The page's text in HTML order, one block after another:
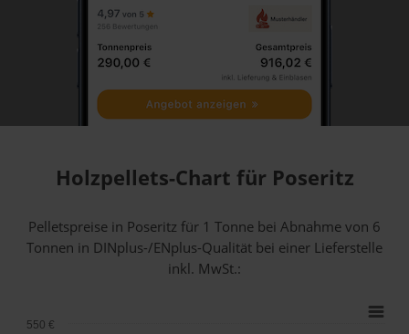
Holzpellets-Chart für Poseritz
Pelletspreise in Poseritz für 1 Tonne bei Abnahmevon 6
Tonnen in DINplus-/ENplus-Qualität bei einer Lieferstelle
inkl. MwSt.:
550 €